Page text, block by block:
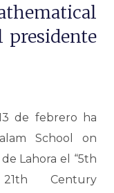
presidente
de febrero ha
School on
Lahora el “5th
Century